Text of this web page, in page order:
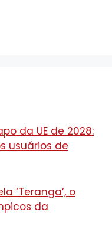
da UE de 2028:
usuários de
‘Teranga’, o
da